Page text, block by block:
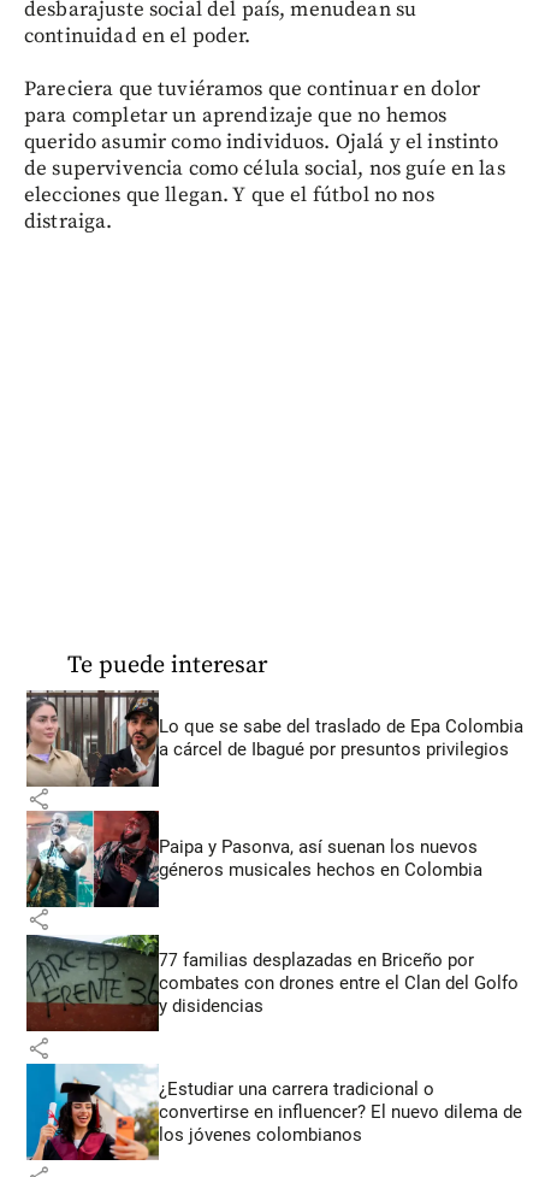
desbarajuste social del país, menudean su
continuidad en el poder.
Pareciera que tuviéramos que continuar en dolor
para completar un aprendizaje que no hemos
querido asumir como individuos. Ojalá y el instinto
de supervivencia como célula social, nos guíe en las
elecciones que llegan. Y que el fútbol no nos
distraiga.
Te puede interesar
Lo que se sabe del traslado de Epa Colombia
a cárcel de Ibagué por presuntos privilegios
share
Paipa y Pasonva, así suenan los nuevos
géneros musicales hechos en Colombia
share
77 familias desplazadas en Briceño por
combates con drones entre el Clan del Golfo
y disidencias
share
¿Estudiar una carrera tradicional o
convertirse en influencer? El nuevo dilema de
los jóvenes colombianos